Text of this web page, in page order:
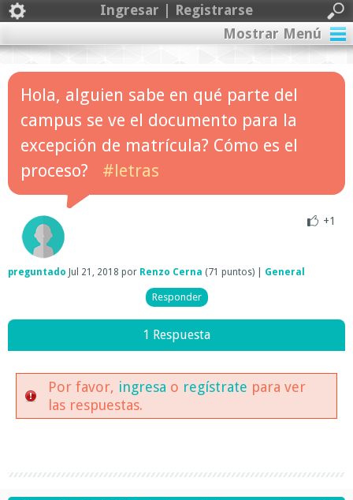
Ingresar | Registrarse
Mostrar Menú
Hola, alguien sabe en qué parte del
campus se ve el documento para la
excepción de matrícula? Cómo es el
proceso?
#letras
+1
preguntado Jul 21, 2018 por Renzo Cerna (71 puntos) General
1 Respuesta
Por favor, ingresa o regístrate para ver
las respuestas.